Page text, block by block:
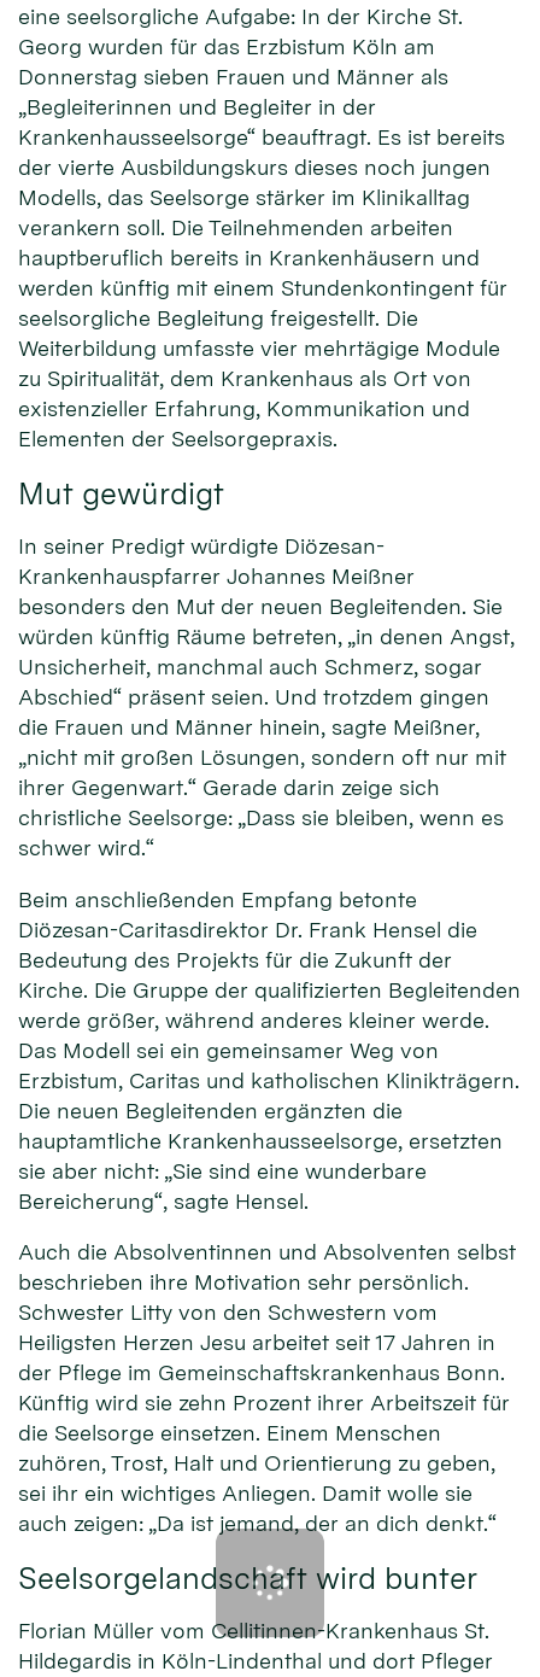
eine seelsorgliche Aufgabe: In der Kirche St.
Georg wurden für das Erzbistum Köln am
Donnerstag sieben Frauen und Männer als
„Begleiterinnen und Begleiter in der
Krankenhausseelsorge“ beauftragt. Es ist bereits
der vierte Ausbildungskurs dieses noch jungen
Modells, das Seelsorge stärker im Klinikalltag
verankern soll. Die Teilnehmenden arbeiten
hauptberuflich bereits in Krankenhäusern und
werden künftig mit einem Stundenkontingent für
seelsorgliche Begleitung freigestellt. Die
Weiterbildung umfasste vier mehrtägige Module
zu Spiritualität, dem Krankenhaus als Ort von
existenzieller Erfahrung, Kommunikation und
Elementen der Seelsorgepraxis.
Mut gewürdigt
In seiner Predigt würdigte Diözesan-
Krankenhauspfarrer Johannes Meißner
besonders den Mut der neuen Begleitenden. Sie
würden künftig Räume betreten, „in denen Angst,
Unsicherheit, manchmal auch Schmerz, sogar
Abschied“ präsent seien. Und trotzdem gingen
die Frauen und Männer hinein, sagte Meißner,
„nicht mit großen Lösungen, sondern oft nur mit
ihrer Gegenwart.“ Gerade darin zeige sich
christliche Seelsorge: „Dass sie bleiben, wenn es
schwer wird.“
Beim anschließenden Empfang betonte
Diözesan-Caritasdirektor Dr. Frank Hensel die
Bedeutung des Projekts für die Zukunft der
Kirche. Die Gruppe der qualifizierten Begleitenden
werde größer, während anderes kleiner werde.
Das Modell sei ein gemeinsamer Weg von
Erzbistum, Caritas und katholischen Klinikträgern.
Die neuen Begleitenden ergänzten die
hauptamtliche Krankenhausseelsorge, ersetzten
sie aber nicht: „Sie sind eine wunderbare
Bereicherung“, sagte Hensel.
Auch die Absolventinnen und Absolventen selbst
beschrieben ihre Motivation sehr persönlich.
Schwester Litty von den Schwestern vom
Heiligsten Herzen Jesu arbeitet seit 17 Jahren in
der Pflege im Gemeinschaftskrankenhaus Bonn.
Künftig wird sie zehn Prozent ihrer Arbeitszeit für
die Seelsorge einsetzen. Einem Menschen
zuhören, Trost, Halt und Orientierung zu geben,
sei ihr ein wichtiges Anliegen. Damit wolle sie
auch zeigen: „Da ist jemand, der an dich denkt.“
Seelsorgelandschaft wird bunter
Florian Müller vom Cellitinnen-Krankenhaus St.
Hildegardis in Köln-Lindenthal und dort Pfleger